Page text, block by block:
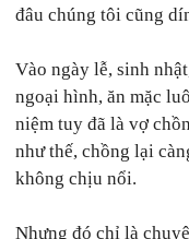
đâu chúng tôi cũng
Vào ngày lễ, sinh
ngoại hình, ăn mặc
niệm tuy đã là vợ
như thế, chồng lại
không chịu nổi.
Nhưng đó chỉ là